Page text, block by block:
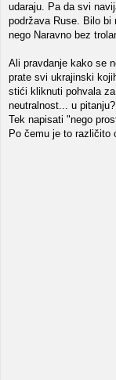
udaraju. Pa da svi
podržava Ruse. Bilo bi
nego Naravno bez
Ali pravdanje kako se
prate svi ukrajinski
stići kliknuti pohvala
neutralnost... u pitanju?
Tek napisati "nego
Po čemu je to različito